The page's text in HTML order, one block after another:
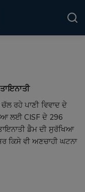
ਰਹੇ ਪਾਣੀ ਵਿਵਾਦ ਦੇ
ਲਈ CISF ਦੇ 296
ਡੈਮ ਦੀ ਸੁਰੱਖਿਆ
ਕਿਸੇ ਵੀ ਅਣਚਾਹੀ ਘਟਨਾ